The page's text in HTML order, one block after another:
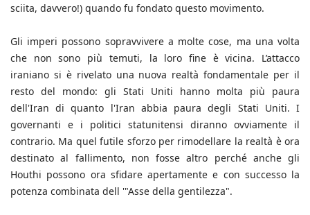
sciita, davvero!) quando fu fondato questo movimento.
Gli imperi possono sopravvivere a molte cose, ma una volta
che non sono più temuti, la loro fine è vicina. L’attacco
iraniano si è rivelato una nuova realtà fondamentale per il
resto del mondo: gli Stati Uniti hanno molta più paura
dell'Iran di quanto l'Iran abbia paura degli Stati Uniti. I
governanti e i politici statunitensi diranno ovviamente il
contrario. Ma quel futile sforzo per rimodellare la realtà è ora
destinato al fallimento, non fosse altro perché anche gli
Houthi possono ora sfidare apertamente e con successo la
potenza combinata dell '"Asse della gentilezza".